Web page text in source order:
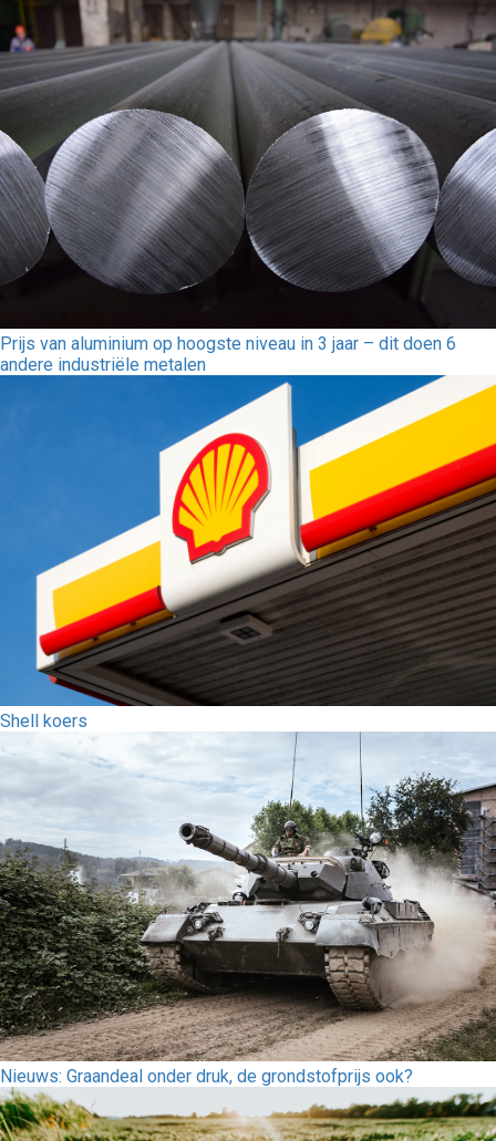
Prijs van aluminium op hoogste niveau in 3 jaar – dit doen 6
andere industriële metalen
Shell koers
Nieuws: Graandeal onder druk, de grondstofprijs ook?